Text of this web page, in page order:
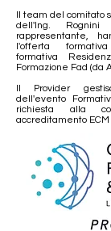
Il team del comitato
dell'Ing.
rappresentante,
l'offerta
formativa
Formazione Fad (da
Il Provider
dell'evento
richiesta alla
accreditamento